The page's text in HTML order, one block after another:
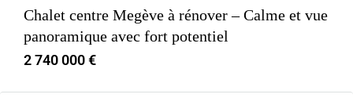
Chalet centre Megève à rénover – Calme et vue
panoramique avec fort potentiel
2 740 000 €